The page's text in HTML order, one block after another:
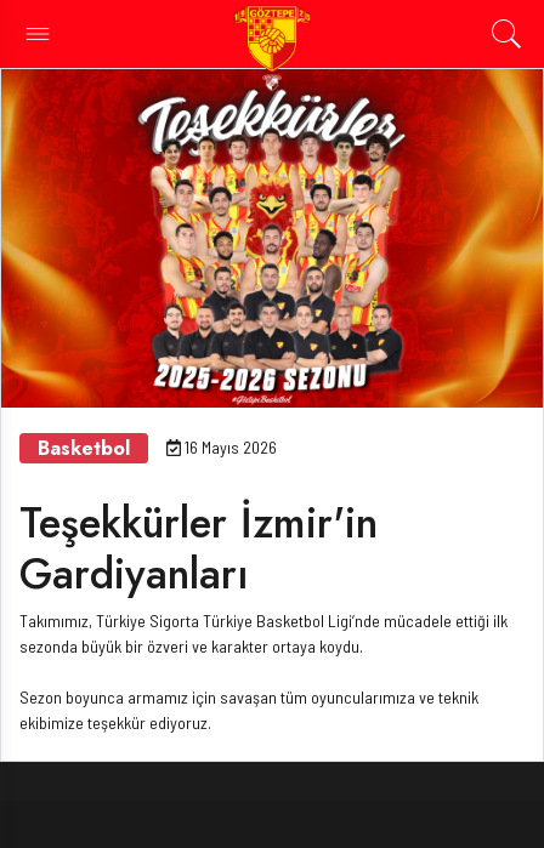
Basketbol 16 Mayıs 2026
Teşekkürler İzmir'in
Gardiyanları
Takımımız, Türkiye Sigorta Türkiye Basketbol Ligi’nde mücadele ettiği ilk
sezonda büyük bir özveri ve karakter ortaya koydu.
Sezon boyunca armamız için savaşan tüm oyuncularımıza ve teknik
ekibimize teşekkür ediyoruz.